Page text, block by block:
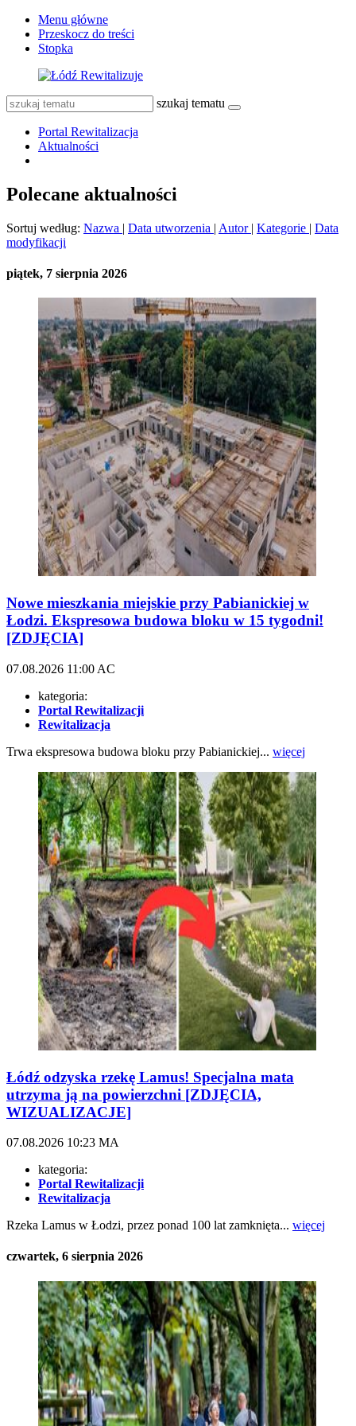
Menu główne
Przeskocz do treści
Stopka
szukaj tematu
Portal Rewitalizacja
Aktualności
Polecane aktualności
Sortuj według: Nazwa | Data utworzenia | Autor | Kategorie | Data
modyfikacji
piątek, 7 sierpnia 2026
Nowe mieszkania miejskie przy Pabianickiej w
Łodzi. Ekspresowa budowa bloku w 15 tygodni!
[ZDJĘCIA]
07.08.2026 11:00 AC
kategoria:
Portal Rewitalizacji
Rewitalizacja
Trwa ekspresowa budowa bloku przy Pabianickiej... więcej
Łódź odzyska rzekę Lamus! Specjalna mata
utrzyma ją na powierzchni [ZDJĘCIA,
WIZUALIZACJE]
07.08.2026 10:23 MA
kategoria:
Portal Rewitalizacji
Rewitalizacja
Rzeka Lamus w Łodzi, przez ponad 100 lat zamknięta... więcej
czwartek, 6 sierpnia 2026